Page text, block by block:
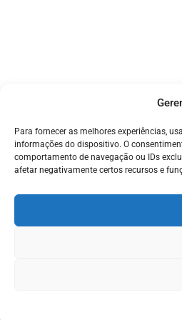
Para fornecer as melhores experiências,
informações do dispositivo. O
comportamento de navegação ou IDs
afetar negativamente certos recursos e